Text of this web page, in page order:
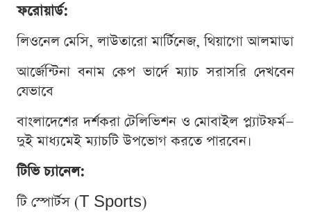
ফরোয়ার্ড:
লিওনেল মেসি, লাউতারো মার্টিনেজ, থিয়াগো আলমাডা
আর্জেন্টিনা বনাম কেপ ভার্দে ম্যাচ সরাসরি দেখবেন
যেভাবে
বাংলাদেশের দর্শকরা টেলিভিশন ও মোবাইল প্ল্যাটফর্ম—
দুই মাধ্যমেই ম্যাচটি উপভোগ করতে পারবেন।
টিভি চ্যানেল:
টি স্পোর্টস (T Sports)